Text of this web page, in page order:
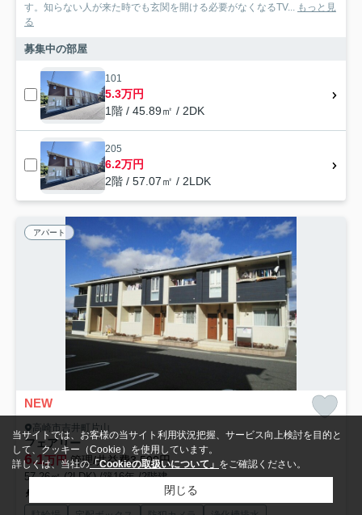
す。知らない人が来た時でも玄関を開ける必要がなくなるTV...
もっと見
る
募集中の部屋
101
5.3万円
1階 / 45.89㎡ / 2DK
205
6.2万円
2階 / 57.07㎡ / 2LDK
アパート
NEW
高崎市吉井町片山
フェアリー
6.1万円管理/共益費3,500円
57.26㎡ (2LDK) /築16年 /2階建
上信電鉄「西吉井」駅 徒歩6分
上信電鉄「吉井」駅 徒歩25分
当サイトでは、お客様の当サイト利用状況把握、サービス向上検討を目的と
して、クッキー（Cookie）を使用しています。
詳しくは、当社の「Cookieの取扱いについて」 をご確認ください。
閉じる